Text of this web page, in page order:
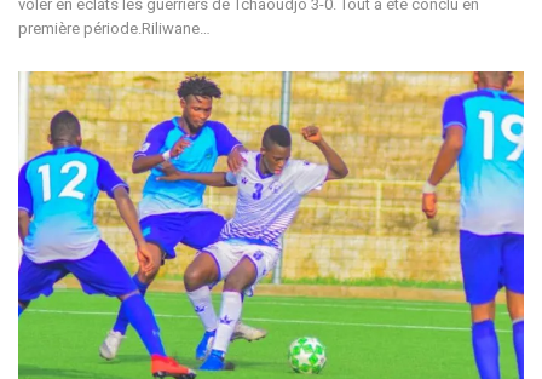
voler en éclats les guerriers de Tchaoudjo 3-0. Tout a été conclu en
première période.Riliwane…